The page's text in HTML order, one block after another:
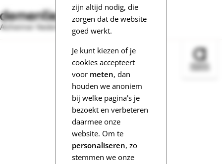
zijn altijd nodig, die
zorgen dat de website
goed werkt.
Je kunt kiezen of je
cookies accepteert
voor meten, dan
houden we anoniem
bij welke pagina's je
bezoekt en verbeteren
daarmee onze
website. Om te
personaliseren, zo
stemmen we onze
Alzheimer Nederland